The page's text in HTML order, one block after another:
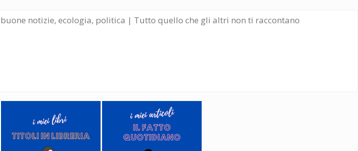
buone notizie, ecologia, politica | Tutto quello che gli altri non ti raccontano